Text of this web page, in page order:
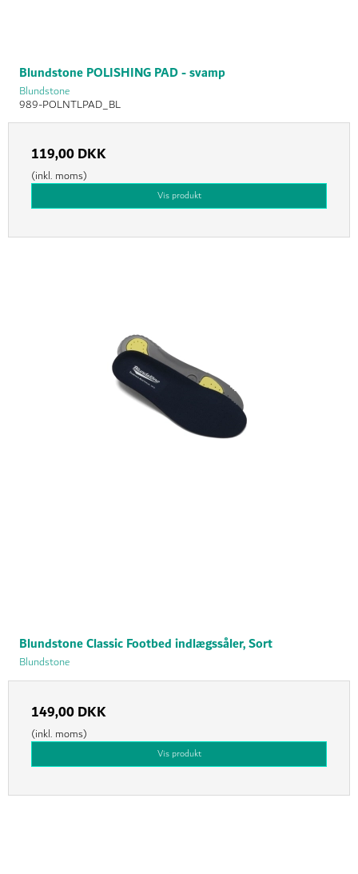
Blundstone POLISHING PAD - svamp
Blundstone
989-POLNTLPAD_BL
119,00 DKK
(inkl. moms)
Vis produkt
Blundstone Classic Footbed indlægssåler, Sort
Blundstone
149,00 DKK
(inkl. moms)
Vis produkt